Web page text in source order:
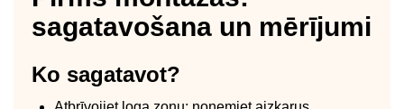
sagatavošana un mērījumi
Ko sagatavot?